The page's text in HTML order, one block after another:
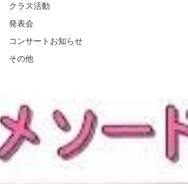
クラス活動
発表会
コンサートお知らせ
その他